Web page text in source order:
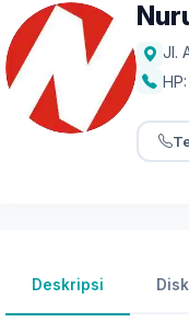
Jl.
HP:
Deskripsi